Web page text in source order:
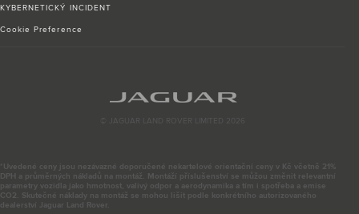
KYBERNETICKÝ INCIDENT
Cookie Preference
© JAGUAR LAND ROVER LIMITED 2026
*Uvedené ceny jsou nezávazné doporučené nekartelové orientační ceny v Kč včetně 21%
DPH a průměrných nákladů na montáž. Montáží příslušenství se můžou změnit relevantní
parametry vozidla jako hmotnost, valivý odpor a aerodynamika a tím i spotřeba a emise
CO2. Skutečné náklady na montáž se mohou lišit podle konkrétního autorizovaného
dealerství Jaguar Land Rover.